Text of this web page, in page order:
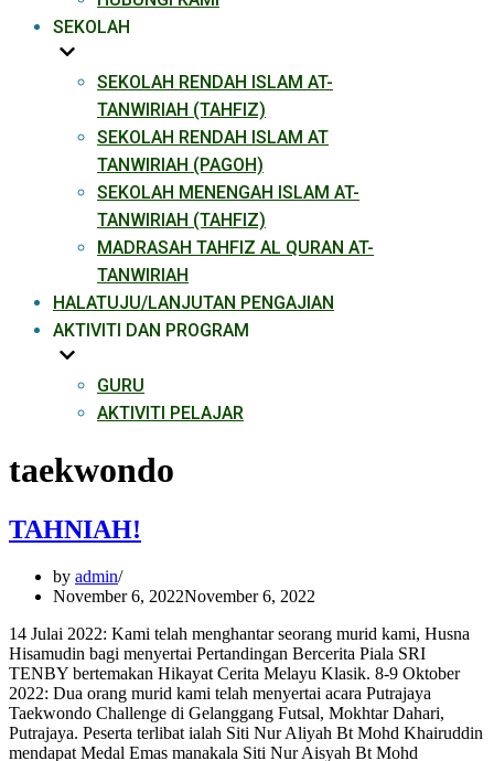
SEKOLAH
SEKOLAH RENDAH ISLAM AT-
TANWIRIAH (TAHFIZ)
SEKOLAH RENDAH ISLAM AT
TANWIRIAH (PAGOH)
SEKOLAH MENENGAH ISLAM AT-
TANWIRIAH (TAHFIZ)
MADRASAH TAHFIZ AL QURAN AT-
TANWIRIAH
HALATUJU/LANJUTAN PENGAJIAN
AKTIVITI DAN PROGRAM
GURU
AKTIVITI PELAJAR
taekwondo
TAHNIAH!
by admin
November 6, 2022November 6, 2022
14 Julai 2022: Kami telah menghantar seorang murid kami, Husna
Hisamudin bagi menyertai Pertandingan Bercerita Piala SRI
TENBY bertemakan Hikayat Cerita Melayu Klasik. 8-9 Oktober
2022: Dua orang murid kami telah menyertai acara Putrajaya
Taekwondo Challenge di Gelanggang Futsal, Mokhtar Dahari,
Putrajaya. Peserta terlibat ialah Siti Nur Aliyah Bt Mohd Khairuddin
mendapat Medal Emas manakala Siti Nur Aisyah Bt Mohd